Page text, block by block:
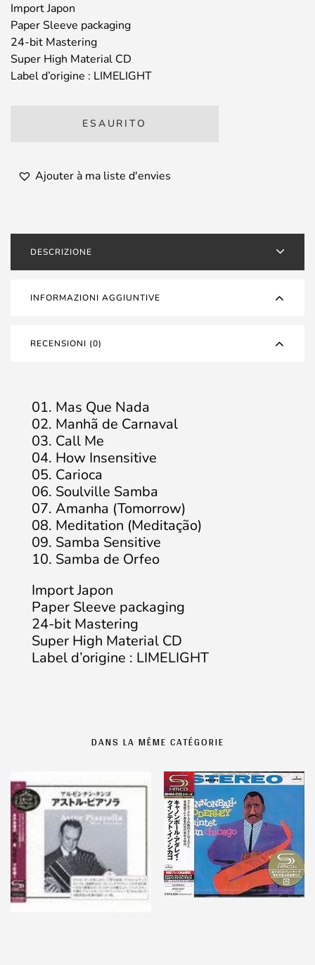
Import Japon
Paper Sleeve packaging
24-bit Mastering
Super High Material CD
Label d’origine : LIMELIGHT
ESAURITO
Ajouter à ma liste d'envies
DESCRIZIONE
INFORMAZIONI AGGIUNTIVE
RECENSIONI (0)
01. Mas Que Nada
02. Manhã de Carnaval
03. Call Me
04. How Insensitive
05. Carioca
06. Soulville Samba
07. Amanha (Tomorrow)
08. Meditation (Meditação)
09. Samba Sensitive
10. Samba de Orfeo
Import Japon
Paper Sleeve packaging
24-bit Mastering
Super High Material CD
Label d’origine : LIMELIGHT
DANS LA MÊME CATÉGORIE